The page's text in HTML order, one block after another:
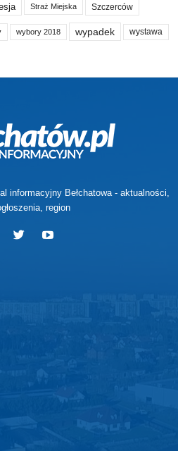
Straż Miejska Szczerców
wybory 2018 wypadek wystawa
informacyjny Bełchatowa - aktualności,
region